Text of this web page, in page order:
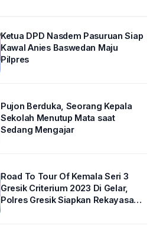
Ketua DPD Nasdem Pasuruan Siap
Kawal Anies Baswedan Maju
Pilpres
Pujon Berduka, Seorang Kepala
Sekolah Menutup Mata saat
Sedang Mengajar
Road To Tour Of Kemala Seri 3
Gresik Criterium 2023 Di Gelar,
Polres Gresik Siapkan Rekayasa